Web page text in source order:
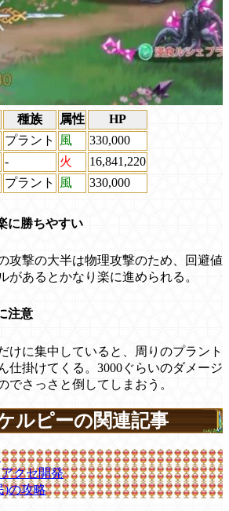
種族 属性
HP
プラント 風
330,000
- 火
16,841,220
プラント 風 330,000
に勝ちやすい
攻撃の大半は物理攻撃のため、回避値
があるとかなり楽に進められる。
注意
けに集中していると、周りのプラント
仕掛けてくる。3000ぐらいのダメージ
でさっさと倒してしまおう。
ルピーの関連記事
クセ開発
)の攻略